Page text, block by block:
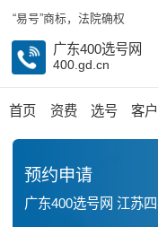
“易号”商标，法院确权
广东400选号网
400.gd.cn
首页 资费 选号 客户
预约申请
广东400选号网 江苏